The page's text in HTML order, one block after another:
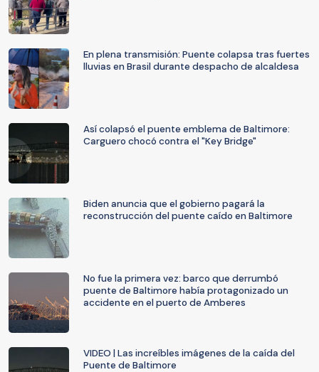
En plena transmisión: Puente colapsa tras fuertes
lluvias en Brasil durante despacho de alcaldesa
Así colapsó el puente emblema de Baltimore:
Carguero chocó contra el "Key Bridge"
Biden anuncia que el gobierno pagará la
reconstrucción del puente caído en Baltimore
No fue la primera vez: barco que derrumbó
puente de Baltimore había protagonizado un
accidente en el puerto de Amberes
VIDEO | Las increíbles imágenes de la caída del
Puente de Baltimore